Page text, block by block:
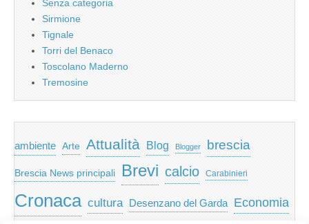
Senza categoria
Sirmione
Tignale
Torri del Benaco
Toscolano Maderno
Tremosine
ambiente Arte Attualità Blog Blogger brescia
Brescia News principali Brevi calcio Carabinieri
Cronaca cultura Desenzano del Garda Economia